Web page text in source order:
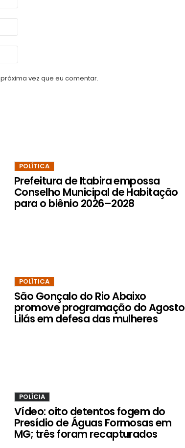
vez que eu comentar.
POLÍTICA
Prefeitura de Itabira empossa
Conselho Municipal de Habitação
para o biênio 2026–2028
POLÍTICA
São Gonçalo do Rio Abaixo
promove programação do Agosto
Lilás em defesa das mulheres
POLÍCIA
Vídeo: oito detentos fogem do
Presídio de Águas Formosas em
MG; três foram recapturados